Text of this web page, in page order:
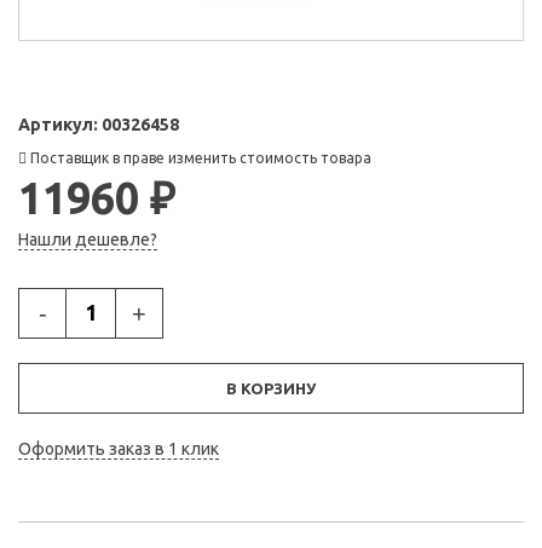
Артикул: 00326458
Поставщик в праве изменить стоимость товара
11960 ₽
Нашли дешевле?
- +
В КОРЗИНУ
Оформить заказ в 1 клик